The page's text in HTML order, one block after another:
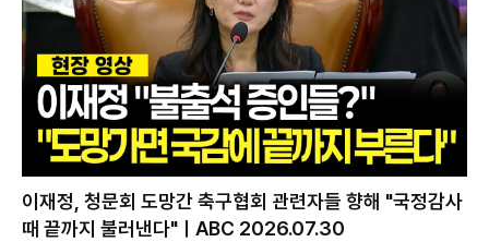
이재정, 청문회 도망간 축구협회 관련자들 향해 "국정감사
때 끝까지 불러낸다"ㅣABC 2026.07.30